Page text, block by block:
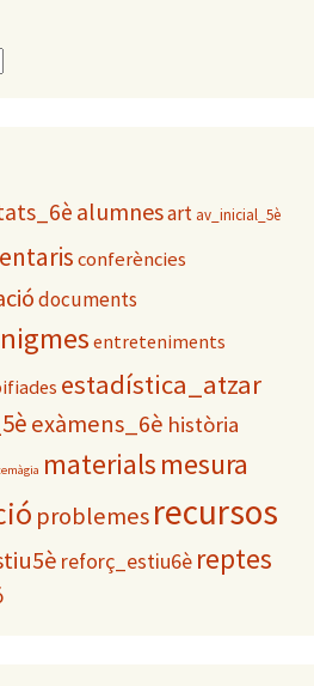
alumnesart av_inicial_5è
conferències
documents
entreteniments
estadística_atzar
exàmens_6è història
materialsmesura
problemesrecursos
reforç_estiu6è reptes